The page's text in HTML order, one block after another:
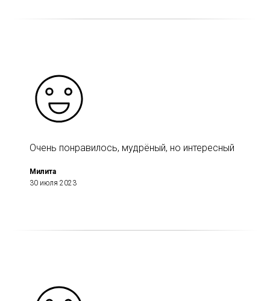
Очень понравилось, мудрёный, но интересный
Милита
30 июля 2023